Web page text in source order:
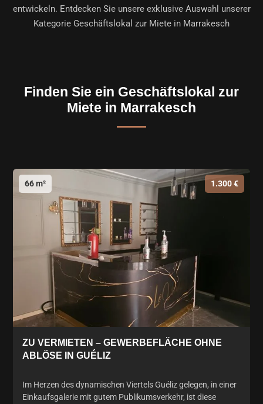
entwickeln. Entdecken Sie unsere exklusive Auswahl unserer
Kategorie Geschäftslokal zur Miete in Marrakesch
Finden Sie ein Geschäftslokal zur
Miete in Marrakesch
66 m² 1.300 €
ZU VERMIETEN – GEWERBEFLÄCHE OHNE
ABLÖSE IN GUÉLIZ
Im Herzen des dynamischen Viertels Guéliz gelegen, in einer
Einkaufsgalerie mit gutem Publikumsverkehr, ist diese